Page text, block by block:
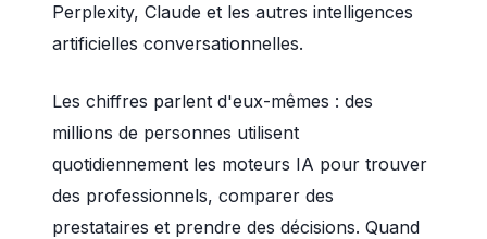
Perplexity, Claude et les autres intelligences
artificielles conversationnelles.
Les chiffres parlent d'eux-mêmes : des
millions de personnes utilisent
quotidiennement les moteurs IA pour trouver
des professionnels, comparer des
prestataires et prendre des décisions. Quand